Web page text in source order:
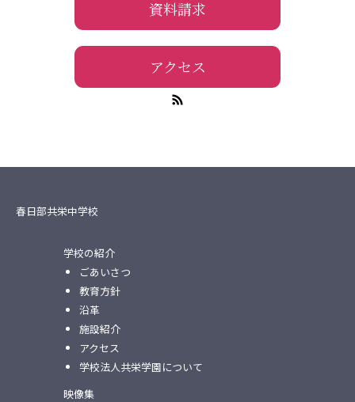
資料請求
アクセス
春日部共栄中学校
学校の紹介
ごあいさつ
教育方針
沿革
施設紹介
アクセス
学校法人共栄学園について
映像集